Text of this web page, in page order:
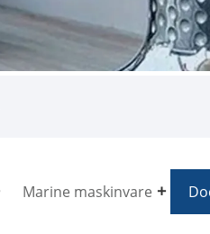
Marine maskinvare